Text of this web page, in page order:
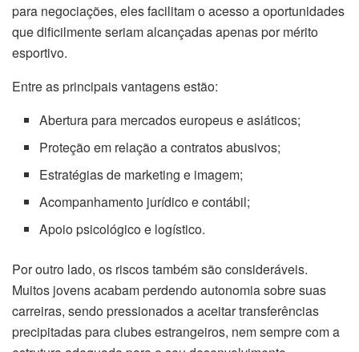
para negociações, eles facilitam o acesso a oportunidades
que dificilmente seriam alcançadas apenas por mérito
esportivo.
Entre as principais vantagens estão:
Abertura para mercados europeus e asiáticos;
Proteção em relação a contratos abusivos;
Estratégias de marketing e imagem;
Acompanhamento jurídico e contábil;
Apoio psicológico e logístico.
Por outro lado, os riscos também são consideráveis.
Muitos jovens acabam perdendo autonomia sobre suas
carreiras, sendo pressionados a aceitar transferências
precipitadas para clubes estrangeiros, nem sempre com a